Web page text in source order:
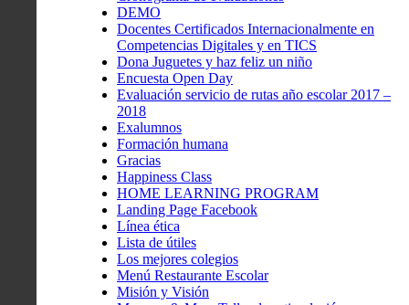
DEMO
Docentes Certificados Internacionalmente en
Competencias Digitales y en TICS
Dona Juguetes y haz feliz un niño
Encuesta Open Day
Evaluación servicio de rutas año escolar 2017 –
2018
Exalumnos
Formación humana
Gracias
Happiness Class
HOME LEARNING PROGRAM
Landing Page Facebook
Línea ética
Lista de útiles
Los mejores colegios
Menú Restaurante Escolar
Misión y Visión